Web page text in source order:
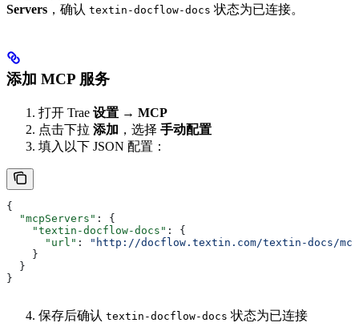
Servers ，确认 textin-docflow-docs 状态为已连接。
添加 MCP 服务
打开 Trae 设置 → MCP
点击下拉 添加 ，选择 手动配置
填入以下 JSON 配置：
{
  "mcpServers"
: {
    "textin-docflow-docs"
: {
      "url"
:
"http://docflow.textin.com/textin-docs/
    }
  }
}
保存后确认 textin-docflow-docs 状态为已连接